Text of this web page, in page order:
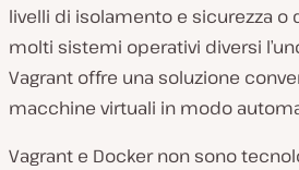
livelli di isolamento e sicurezza o
molti sistemi operativi diversi
Vagrant offre una soluzione
macchine virtuali in modo
Vagrant e Docker non sono